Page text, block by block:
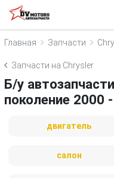
Главная Запчасти
Запчасти на Chrysler
Б/у
поколение 2000
двигатель
салон